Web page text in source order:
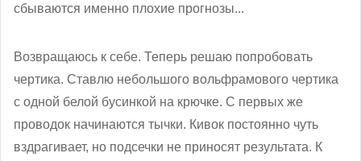
сбываются именно плохие прогнозы...
Возвращаюсь к себе. Теперь решаю попробовать
чертика. Ставлю небольшого вольфрамового чертика
с одной белой бусинкой на крючке. С первых же
проводок начинаются тычки. Кивок постоянно чуть
вздрагивает, но подсечки не приносят результата. К